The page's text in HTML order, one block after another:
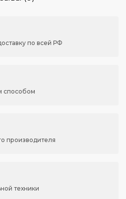
по всей РФ
способом
производителя
техники